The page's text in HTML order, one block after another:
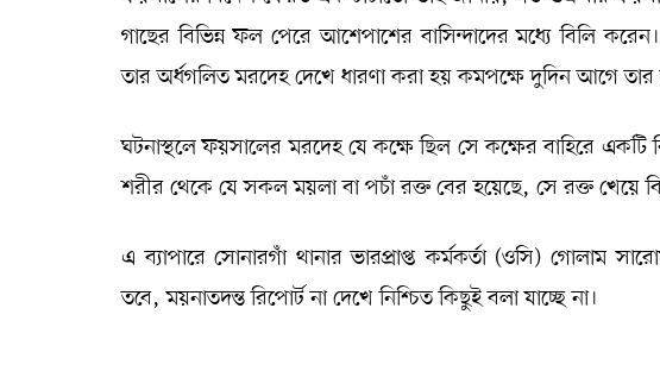
গাছের বিভিন্ন ফল পেরে আশেপাশের বাসিন্দাদের মধ্যে বিলি
তার অর্ধগলিত মরদেহ দেখে ধারণা করা হয় কমপক্ষে দুদিন আগে তার
ঘটনাস্থলে ফয়সালের মরদেহ যে কক্ষে ছিল সে কক্ষের বাহিরে
শরীর থেকে যে সকল ময়লা বা পচাঁ রক্ত বের হয়েছে, সে রক্ত খেয়ে
এ ব্যাপারে সোনারগাঁ থানার ভারপ্রাপ্ত কর্মকর্তা (ওসি) গোলাম
তবে, ময়নাতদন্ত রিপোর্ট না দেখে নিশ্চিত কিছুই বলা যাচ্ছে না।